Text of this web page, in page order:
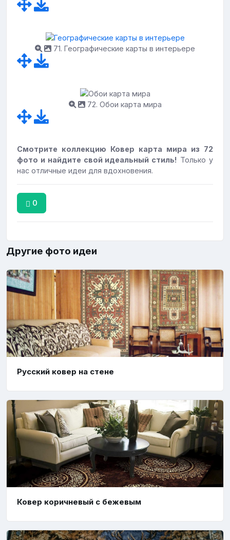
71. Географические карты в интерьере
72. Обои карта мира
Смотрите коллекцию Ковер карта мира из 72
фото и найдите свой идеальный стиль! Только у
нас отличные идеи для вдохновения.
0
Другие фото идеи
Русский ковер на стене
Ковер коричневый с бежевым